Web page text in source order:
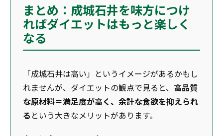
まとめ：成城石井を味方につけ
ればダイエットはもっと楽しく
なる
「成城石井は高い」というイメージがあるかもし
れませんが、ダイエットの観点で見ると、 高品質
な原材料＝満足度が高く、余計な食欲を抑えられ
る という大きなメリットがあります。